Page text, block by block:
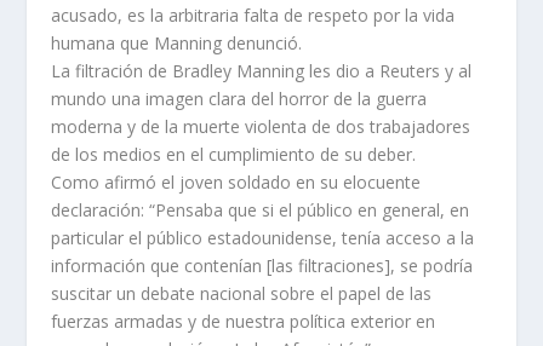
acusado, es la arbitraria falta de respeto por la vida
humana que Manning denunció.
La filtración de Bradley Manning les dio a Reuters y al
mundo una imagen clara del horror de la guerra
moderna y de la muerte violenta de dos trabajadores
de los medios en el cumplimiento de su deber.
Como afirmó el joven soldado en su elocuente
declaración: “Pensaba que si el público en general, en
particular el público estadounidense, tenía acceso a la
información que contenían [las filtraciones], se podría
suscitar un debate nacional sobre el papel de las
fuerzas armadas y de nuestra política exterior en